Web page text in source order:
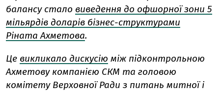
балансу стало виведення до офшорної зони 5
мільярдів доларів бізнес-структурами
Ріната Ахметова.
Це викликало дискусію між підконтрольною
Ахметову компанією СКМ та головою
комітету Верховної Ради з питань митної і